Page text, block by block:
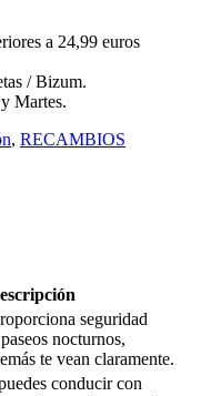
a 24,99 euros
/ Bizum.
Martes.
, RECAMBIOS
seguridad
nocturnos,
te vean claramente.
conducir con